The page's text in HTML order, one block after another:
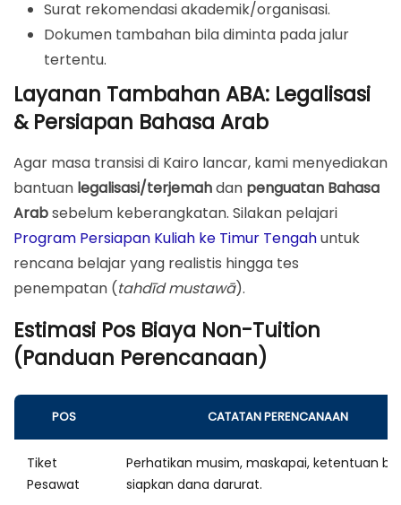
Surat rekomendasi akademik/organisasi.
Dokumen tambahan bila diminta pada jalur
tertentu.
Layanan Tambahan ABA: Legalisasi
& Persiapan Bahasa Arab
Agar masa transisi di Kairo lancar, kami menyediakan
bantuan legalisasi/terjemahdan penguatan Bahasa
Arabsebelum keberangkatan. Silakan pelajari
Program Persiapan Kuliah ke Timur Tengahuntuk
rencana belajar yang realistis hingga tes
penempatan (tahdīd mustawā).
Estimasi Pos Biaya Non-Tuition
(Panduan Perencanaan)
POS CATATAN PERENCANAAN
Tiket
Pesawat
Perhatikan musim, maskapai, ketentuan
siapkan dana darurat.